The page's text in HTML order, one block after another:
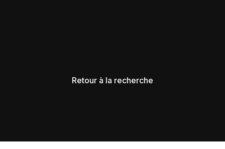
Retour à la recherche